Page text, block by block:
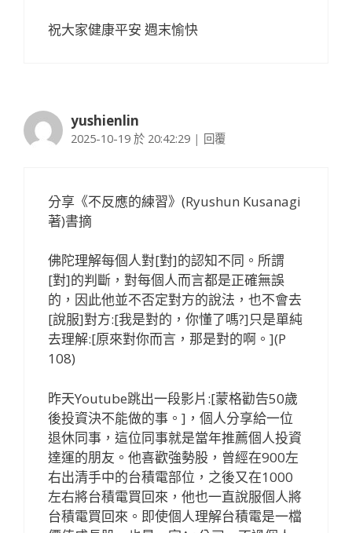
祝大家健康平安 週末愉快
yushienlin
2025-10-19 於 20:42:29 | 回覆
分享《不反應的練習》(Ryushun Kusanagi
著)書摘
佛陀理解每個人對[對]的認知不同。所謂
[對]的判斷，對每個人而言都是正確無誤
的，因此他並不否定對方的說法，也不會去
[說服]對方:[我是對的，你懂了嗎?]只是單純
去理解:[原來對你而言，那是對的啊。](P
108)
昨天Youtube跳出一段影片:[蒙格勸告50歲
後投資決不能做的事。]，個人分享給一位
退休同事，這位同事就是當年推薦個人投資
達運的朋友。他喜歡強勢股，曾經在900左
右出清手中的台積電部位，之後又在1000
左右將台積電買回來，他也一直說服個人將
台積電買回來。即使個人理解台積電是一檔